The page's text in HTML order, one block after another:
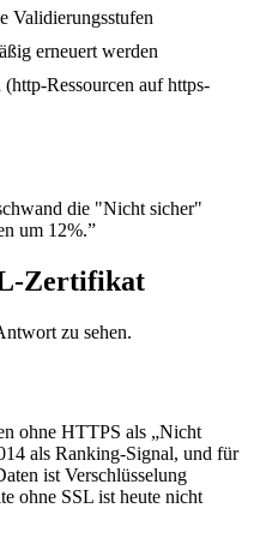
Validierungsstufen
erneuert werden
Ressourcen auf https-
die "Nicht sicher"
um 12%.”
Zertifikat
zu sehen.
ohne HTTPS als „Nicht
als Ranking-Signal, und für
ist Verschlüsselung
ohne SSL ist heute nicht